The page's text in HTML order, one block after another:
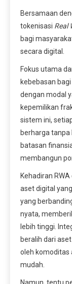
Bersamaan
tokenisasi Real
bagi
secara digital.
Fokus utama
kebebasan
dengan modal
kepemilikan
sistem ini,
berharga
batasan
membangun
Kehadiran
aset digital
yang
nyata,
lebih tinggi.
beralih dari
oleh komoditas
mudah.